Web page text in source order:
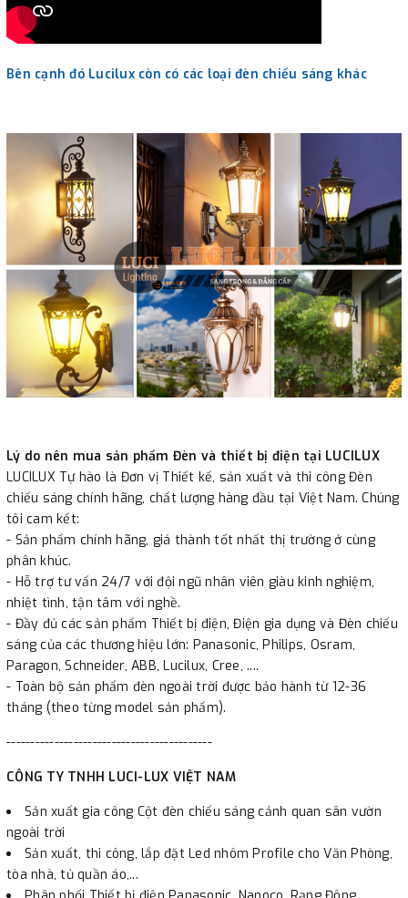
Bên cạnh đó Lucilux còn có các loại đèn chiếu sáng khác
Lý do nên mua sản phẩm Đèn và thiết bị điện tại LUCILUX
LUCILUX Tự hào là Đơn vị Thiết kế, sản xuất và thi công Đèn
chiếu sáng chính hãng, chất lượng hàng đầu tại Việt Nam. Chúng
tôi cam kết:
- Sản phẩm chính hãng, giá thành tốt nhất thị trường ở cùng
phân khúc.
- Hỗ trợ tư vấn 24/7 với đội ngũ nhân viên giàu kinh nghiệm,
nhiệt tình, tận tâm với nghề.
- Đầy đủ các sản phẩm Thiết bị điện, Điện gia dụng và Đèn chiếu
sáng của các thương hiệu lớn: Panasonic, Philips, Osram,
Paragon, Schneider, ABB, Lucilux, Cree, ....
- Toàn bộ sản phẩm đèn ngoài trời được bảo hành từ 12-36
tháng (theo từng model sản phẩm).
-------------------------------------------
CÔNG TY TNHH LUCI-LUX VIỆT NAM
Sản xuất gia công Cột đèn chiếu sáng cảnh quan sân vườn
ngoài trời
Sản xuất, thi công, lắp đặt Led nhôm Profile cho Văn Phòng,
tòa nhà, tủ quần áo,...